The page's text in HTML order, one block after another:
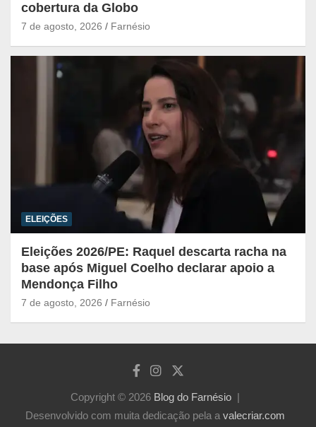
cobertura da Globo
7 de agosto, 2026 Farnésio
ELEIÇÕES
Eleições 2026/PE: Raquel descarta racha na
base após Miguel Coelho declarar apoio a
Mendonça Filho
7 de agosto, 2026 Farnésio
Copyright © 2026 Blog do Farnésio
Desenvolvido com muita dedicação pela a valecriar.com